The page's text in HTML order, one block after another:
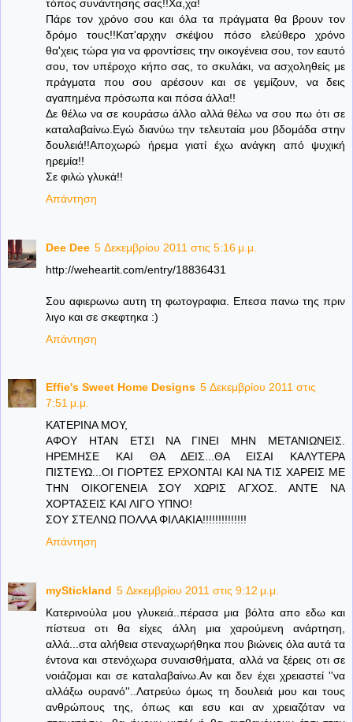
τόπος συνάντησης σας!!Χα,χα!
Πάρε τον χρόνο σου και όλα τα πράγματα θα βρουν τον
δρόμο τους!!Κατ'αρχην σκέψου πόσο ελεύθερο χρόνο
θα'χεις τώρα για να φροντίσεις την οικογένεια σου, τον εαυτό
σου, τον υπέροχο κήπο σας, το σκυλάκι, να ασχοληθείς με
πράγματα που σου αρέσουν και σε γεμίζουν, να δεις
αγαπημένα πρόσωπα και πόσα άλλα!!
Δε θέλω να σε κουράσω άλλο αλλά θέλω να σου πω ότι σε
καταλαβαίνω.Εγώ διανύω την τελευταία μου βδομάδα στην
δουλειά!!Αποχωρώ ήρεμα γιατί έχω ανάγκη από ψυχική
ηρεμία!!
Σε φιλώ γλυκά!!
Απάντηση
Dee Dee 5 Δεκεμβρίου 2011 στις 5:16 μ.μ.
http://weheartit.com/entry/18836431
Σου αφιερωνω αυτη τη φωτογραφια. Επεσα πανω της πριν
λιγο και σε σκεφτηκα :)
Απάντηση
Effie's Sweet Home Designs 5 Δεκεμβρίου 2011 στις
7:51 μ.μ.
ΚΑΤΕΡΙΝΑ ΜΟΥ,
ΑΦΟΥ ΗΤΑΝ ΕΤΣΙ ΝΑ ΓΙΝΕΙ ΜΗΝ ΜΕΤΑΝΙΩΝΕΙΣ.
ΗΡΕΜΗΣΕ ΚΑΙ ΘΑ ΔΕΙΣ...ΘΑ ΕΙΣΑΙ ΚΑΛΥΤΕΡΑ
ΠΙΣΤΕΥΩ...ΟΙ ΓΙΟΡΤΕΣ ΕΡΧΟΝΤΑΙ ΚΑΙ ΝΑ ΤΙΣ ΧΑΡΕΙΣ ΜΕ
ΤΗΝ ΟΙΚΟΓΕΝΕΙΑ ΣΟΥ ΧΩΡΙΣ ΑΓΧΟΣ. ΑΝΤΕ ΝΑ
ΧΟΡΤΑΣΕΙΣ ΚΑΙ ΛΙΓΟ ΥΠΝΟ!
ΣΟΥ ΣΤΕΛΝΩ ΠΟΛΛΑ ΦΙΛΑΚΙΑ!!!!!!!!!!!!!!
Απάντηση
myStickland 5 Δεκεμβρίου 2011 στις 9:12 μ.μ.
Κατερινούλα μου γλυκειά..πέρασα μια βόλτα απο εδω και
πίστευα οτι θα είχες άλλη μια χαρούμενη ανάρτηση,
αλλά...στα αλήθεια στεναχωρήθηκα που βιώνεις όλα αυτά τα
έντονα και στενόχωρα συναισθήματα, αλλά να ξέρεις οτι σε
νοιάζομαι και σε καταλαβαίνω.Αν και δεν έχει χρειαστεί ''να
αλλάξω ουρανό''..Λατρεύω όμως τη δουλειά μου και τους
ανθρώπους της, όπως και εσυ και αν χρειαζόταν να